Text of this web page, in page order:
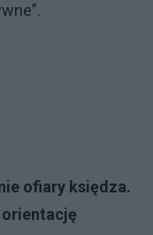
ofiary księdza.
orientację